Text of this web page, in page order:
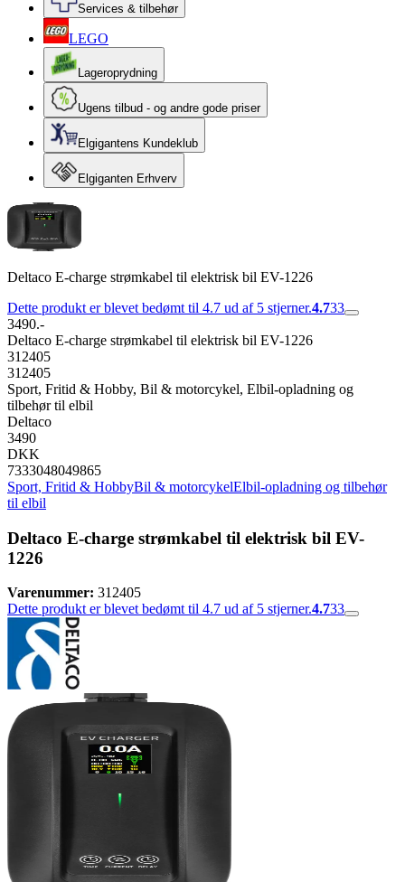
Services & tilbehør
LEGO
Lageroprydning
Ugens tilbud - og andre gode priser
Elgigantens Kundeklub
Elgiganten Erhverv
Deltaco E-charge strømkabel til elektrisk bil EV-1226
Dette produkt er blevet bedømt til 4.7 ud af 5 stjerner.4.733
3490.-
Deltaco E-charge strømkabel til elektrisk bil EV-1226
312405
312405
Sport, Fritid & Hobby, Bil & motorcykel, Elbil-opladning og
tilbehør til elbil
Deltaco
3490
DKK
7333048049865
Sport, Fritid & HobbyBil & motorcykelElbil-opladning og tilbehør
til elbil
Deltaco E-charge strømkabel til elektrisk bil EV-
1226
Varenummer: 312405
Dette produkt er blevet bedømt til 4.7 ud af 5 stjerner.4.733